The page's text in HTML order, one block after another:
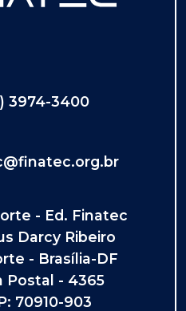
3974-3400
- Ed. Finatec
Darcy Ribeiro
- Brasília-DF
Postal - 4365
70910-903